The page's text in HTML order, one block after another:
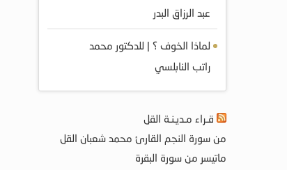
عبد الرزاق البدر
لماذا الخوف ؟ | للدكتور محمد
راتب النابلسي
قـراء مـديـنـة القل
من سورة النجم القارئ محمد شعبان القل
ماتيسر من سورة البقرة